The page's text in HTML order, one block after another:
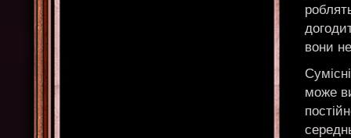
вони
може